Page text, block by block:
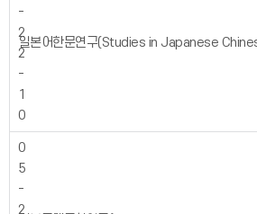
-
2
2
-
1
0
일본어한문연구(Studies in Japanese
0
5
-
2